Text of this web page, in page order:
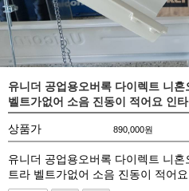
유니더 공업용오버록 다이렉트 니
벨트가없어 소음 진동이 적어요 인
상품가 890,000원
유니더 공업용오버록 다이렉트 니
트라 벨트가없어 소음 진동이 적어